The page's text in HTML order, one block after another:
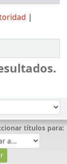
títulos para: